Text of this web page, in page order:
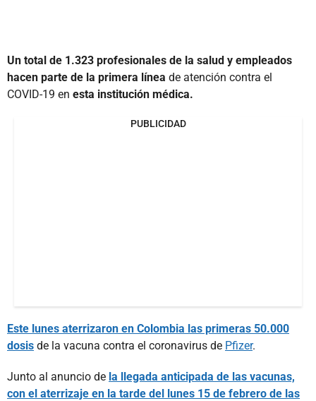
Un total de 1.323 profesionales de la salud y empleados
hacen parte de la primera línea de atención contra el
COVID-19 en esta institución médica.
PUBLICIDAD
Este lunes aterrizaron en Colombia las primeras 50.000
dosis de la vacuna contra el coronavirus de Pfizer.
Junto al anuncio de la llegada anticipada de las vacunas,
con el aterrizaje en la tarde del lunes 15 de febrero de las